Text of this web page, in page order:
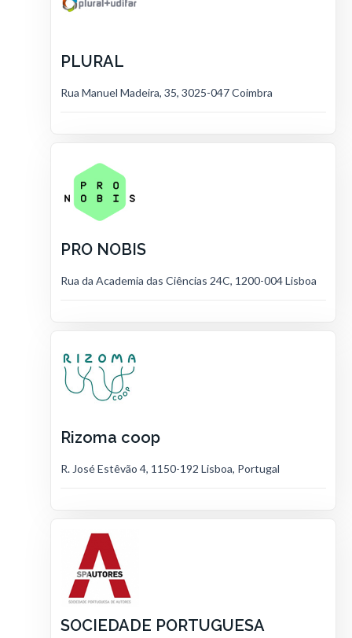
PLURAL
Rua Manuel Madeira, 35, 3025-047 Coimbra
PRO NOBIS
Rua da Academia das Ciências 24C, 1200-004 Lisboa
Rizoma coop
R. José Estêvão 4, 1150-192 Lisboa, Portugal
SOCIEDADE PORTUGUESA